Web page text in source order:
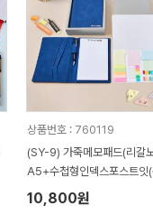
상품번호 : 760119
(SY-9) 가죽메모패드(리갈
A5+수첩형인덱스포스트잇
합형) 세트
10,800원